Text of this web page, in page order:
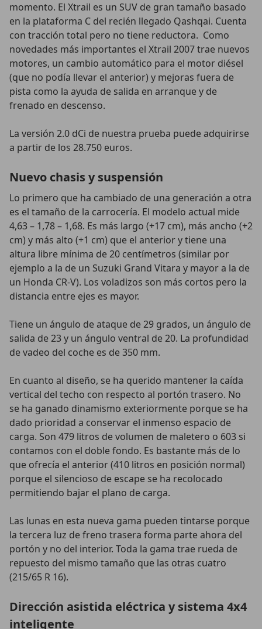
momento. El Xtrail es un SUV de gran tamaño basado
en la plataforma C del recién llegado Qashqai. Cuenta
con tracción total pero no tiene reductora. Como
novedades más importantes el Xtrail 2007 trae nuevos
motores, un cambio automático para el motor diésel
(que no podía llevar el anterior) y mejoras fuera de
pista como la ayuda de salida en arranque y de
frenado en descenso.
La versión 2.0 dCi de nuestra prueba puede adquirirse
a partir de los 28.750 euros.
Nuevo chasis y suspensión
Lo primero que ha cambiado de una generación a otra
es el tamaño de la carrocería. El modelo actual mide
4,63 – 1,78 – 1,68. Es más largo (+17 cm), más ancho (+2
cm) y más alto (+1 cm) que el anterior y tiene una
altura libre mínima de 20 centímetros (similar por
ejemplo a la de un Suzuki Grand Vitara y mayor a la de
un Honda CR-V). Los voladizos son más cortos pero la
distancia entre ejes es mayor.
Tiene un ángulo de ataque de 29 grados, un ángulo de
salida de 23 y un ángulo ventral de 20. La profundidad
de vadeo del coche es de 350 mm.
En cuanto al diseño, se ha querido mantener la caída
vertical del techo con respecto al portón trasero. No
se ha ganado dinamismo exteriormente porque se ha
dado prioridad a conservar el inmenso espacio de
carga. Son 479 litros de volumen de maletero o 603 si
contamos con el doble fondo. Es bastante más de lo
que ofrecía el anterior (410 litros en posición normal)
porque el silencioso de escape se ha recolocado
permitiendo bajar el plano de carga.
Las lunas en esta nueva gama pueden tintarse porque
la tercera luz de freno trasera forma parte ahora del
portón y no del interior. Toda la gama trae rueda de
repuesto del mismo tamaño que las otras cuatro
(215/65 R 16).
Dirección asistida eléctrica y sistema 4x4
inteligente